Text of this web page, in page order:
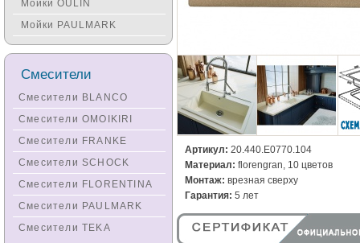
Артикул: 20.440.E0770.104
Материал: florengran, 10 цветов
Монтаж: врезная сверху
Гарантия: 5 лет
Мойки OULIN
Мойки PAULMARK
Смесители
Смесители BLANCO
Смесители OMOIKIRI
Смесители FRANKE
Смесители SCHOCK
Смесители FLORENTINA
Смесители PAULMARK
Смесители TEKA